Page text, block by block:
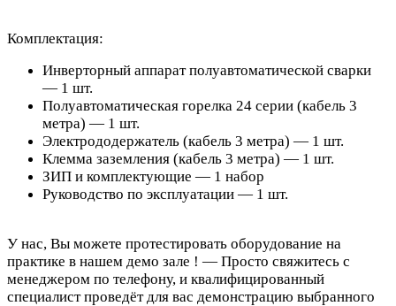
Комплектация:
Инверторный аппарат полуавтоматической сварки
— 1 шт.
Полуавтоматическая горелка 24 серии (кабель 3
метра) — 1 шт.
Электрододержатель (кабель 3 метра) — 1 шт.
Клемма заземления (кабель 3 метра) — 1 шт.
ЗИП и комплектующие — 1 набор
Руководство по эксплуатации — 1 шт.
У нас, Вы можете протестировать оборудование на
практике в нашем демо зале ! — Просто свяжитесь с
менеджером по телефону, и квалифицированный
специалист проведёт для вас демонстрацию выбранного